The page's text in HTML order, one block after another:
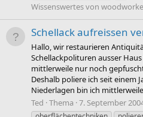
Wissenswertes von
Schellack aufreissen
Hallo, wir restaurieren
Schellackpolituren ausser
mittlerweile nur noch
Deshalb poliere ich seit einem
Niederlagen bin ich
Ted Thema 7. September